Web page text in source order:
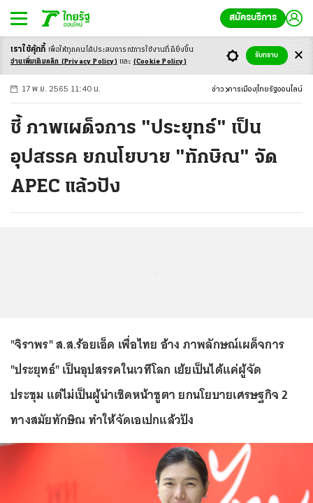
สมัครบริการ
-ก ก ก+
17 พ.ย. 2565 11:40 น. ข่าว การเมือง ไทยรัฐออนไลน์
ชี้ ภาพเผด็จการ "ประยุทธ์" เป็น
อุปสรรค ยกนโยบาย "ทักษิณ" จัด
APEC แล้วปัง
"จิราพร" ส.ส.ร้อยเอ็ด เพื่อไทย อ้าง ภาพลักษณ์เผด็จการ
"ประยุทธ์" เป็นอุปสรรคในเวทีโลก เย้ยเป็นได้แค่ผู้จัด
ประชุม แต่ไม่เป็นผู้นำเชิดหน้าชูตา ยกนโยบายเศรษฐกิจ 2
ทางสมัยทักษิณ ทำให้จัดเอเปกแล้วปัง
เราใช้คุ้กกี้ เพื่อให้ทุกคนได้ประสบการณ์การใช้งานที่ดียิ่งขึ้น
อ่านเพิ่มเติมคลิก (Privacy Policy) และ (Cookie Policy)
รับทราบ